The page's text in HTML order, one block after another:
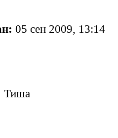
05 сен 2009, 13:14
Тиша